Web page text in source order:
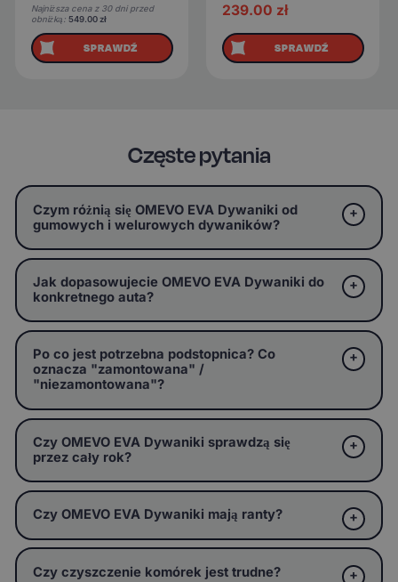
Najniższa cena z 30 dni przed
obniżką: 549.00zł
SPRAWDŹ
239.00 zł
SPRAWDŹ
Częste pytania
Czym różnią się OMEVO EVA Dywaniki od
gumowych i welurowych dywaników?
Jak dopasowujecie OMEVO EVA Dywaniki do
konkretnego auta?
Po co jest potrzebna podstopnica? Co
oznacza "zamontowana" /
"niezamontowana"?
Czy OMEVO EVA Dywaniki sprawdzą się
przez cały rok?
Czy OMEVO EVA Dywaniki mają ranty?
Czy czyszczenie komórek jest trudne?